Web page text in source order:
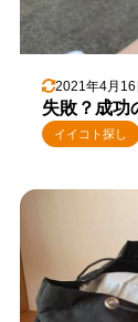
2021年4月16
失敗？成功
イイコト探し